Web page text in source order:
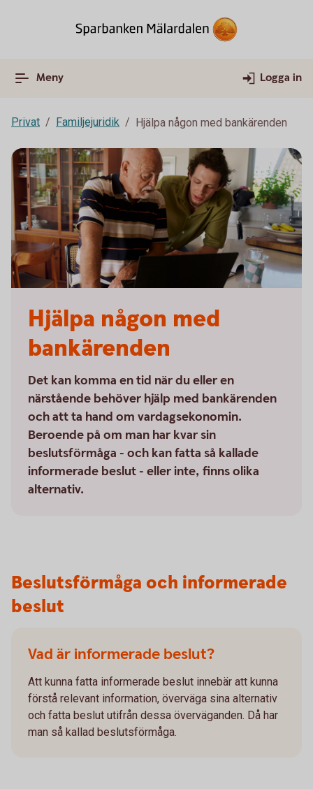
Meny Logga in
Privat Familjejuridik Hjälpa någon med bankärenden
Hjälpa någon med
bankärenden
Det kan komma en tid när du eller en
närstående behöver hjälp med bankärenden
och att ta hand om vardagsekonomin.
Beroende på om man har kvar sin
beslutsförmåga - och kan fatta så kallade
informerade beslut - eller inte, finns olika
alternativ.
Beslutsförmåga och informerade
beslut
Vad är informerade beslut?
Att kunna fatta informerade beslut innebär att kunna
förstå relevant information, överväga sina alternativ
och fatta beslut utifrån dessa överväganden. Då har
man så kallad beslutsförmåga.